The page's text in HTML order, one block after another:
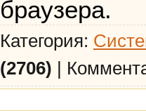
браузера.
Категория:
(2706) |